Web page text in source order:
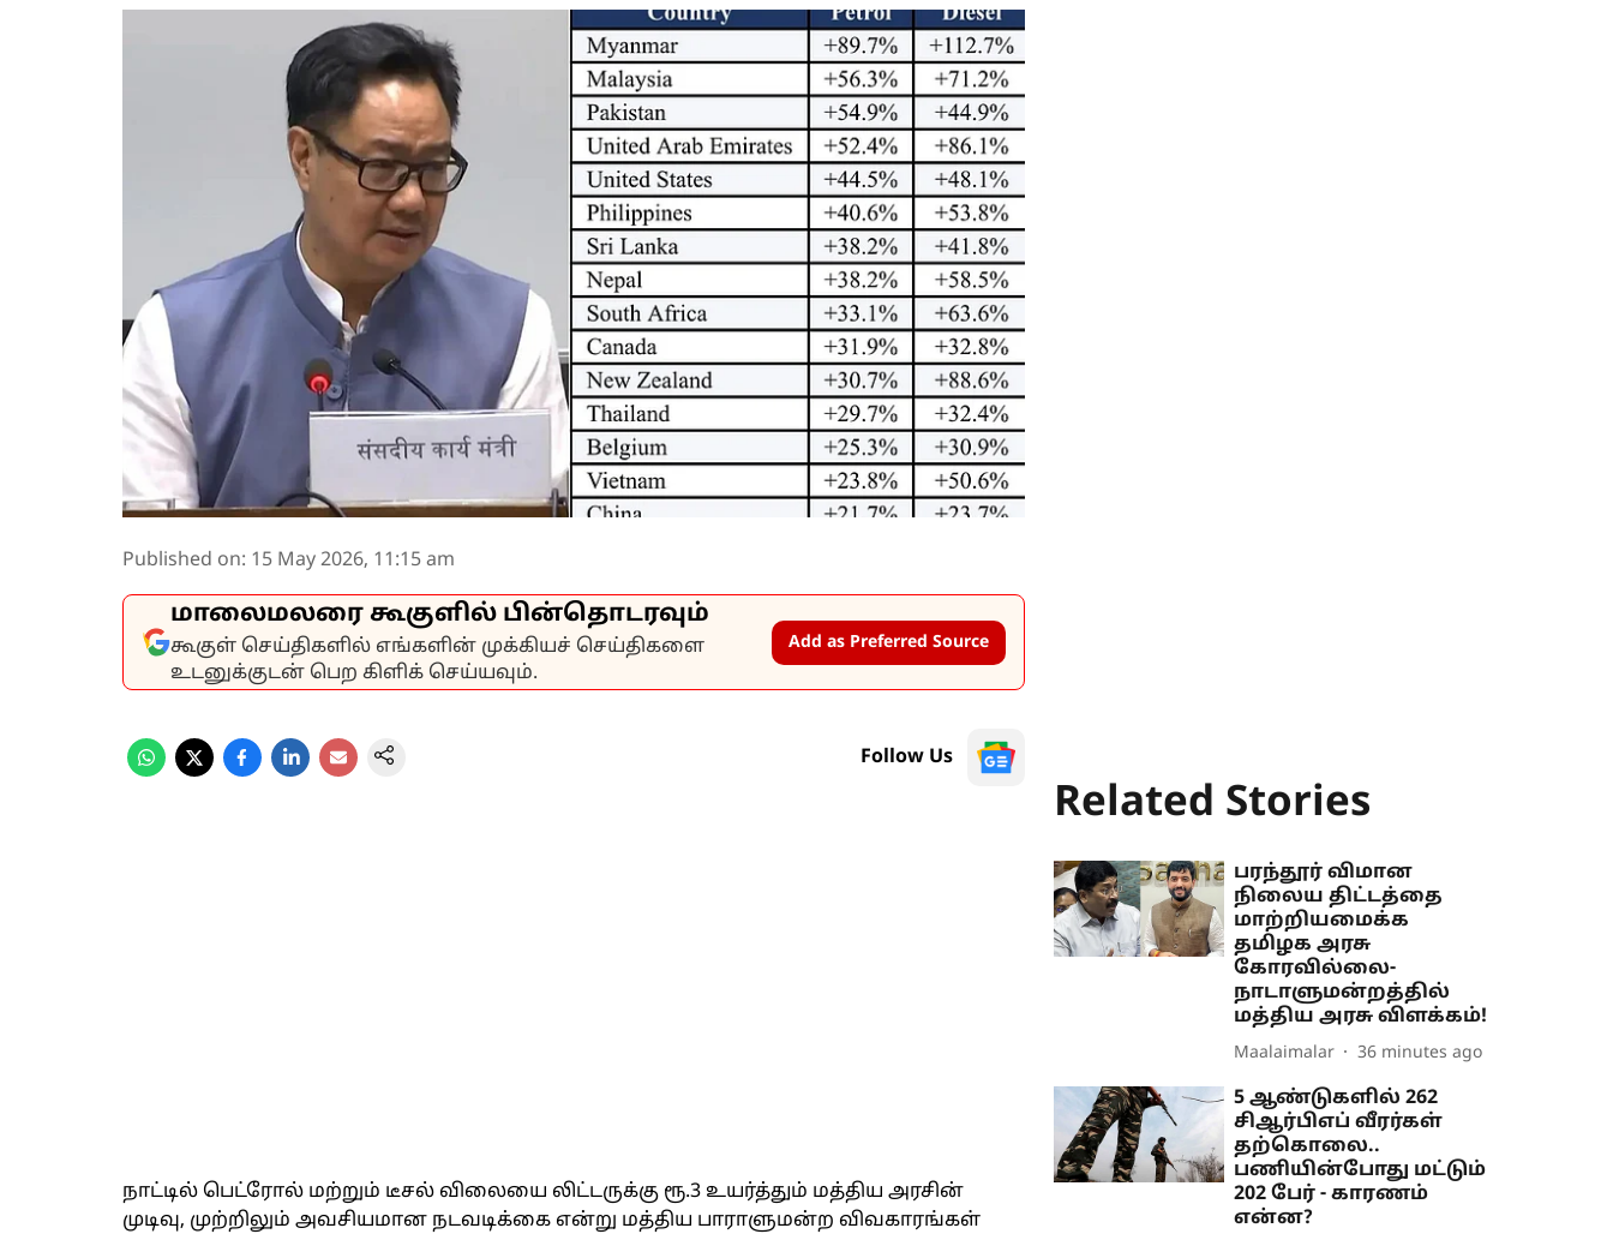
Published on: 15 May 2026, 11:15 am
மாலைமலரை கூகுளில் பின்தொடரவும்
கூகுள் செய்திகளில் எங்களின் முக்கியச் செய்திகளை
உடனுக்குடன் பெற கிளிக் செய்யவும்.
Add as Preferred Source
Follow Us
நாட்டில் பெட்ரோல் மற்றும் டீசல் விலையை லிட்டருக்கு ரூ.3 உயர்த்தும் மத்திய அரசின்
முடிவு, முற்றிலும் அவசியமான நடவடிக்கை என்று மத்திய பாராளுமன்ற விவகாரங்கள்
Related Stories
பரந்தூர் விமான
நிலைய திட்டத்தை
மாற்றியமைக்க
தமிழக அரசு
கோரவில்லை-
நாடாளுமன்றத்தில்
மத்திய அரசு விளக்கம்!
Maalaimalar 36 minutes ago
5 ஆண்டுகளில் 262
சிஆர்பிஎப் வீரர்கள்
தற்கொலை..
பணியின்போது மட்டும்
202 பேர் - காரணம்
என்ன?